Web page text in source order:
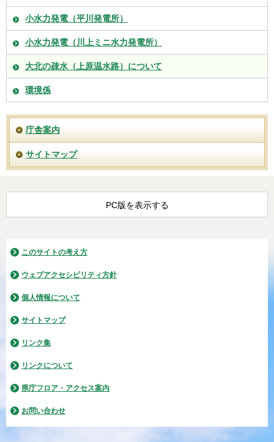
小水力発電（平川発電所）
小水力発電（川上ミニ水力発電所）
大北の疎水（上原温水路）について
環境係
庁舎案内
サイトマップ
PC版を表示する
このサイトの考え方
ウェブアクセシビリティ方針
個人情報について
サイトマップ
リンク集
リンクについて
県庁フロア・アクセス案内
お問い合わせ